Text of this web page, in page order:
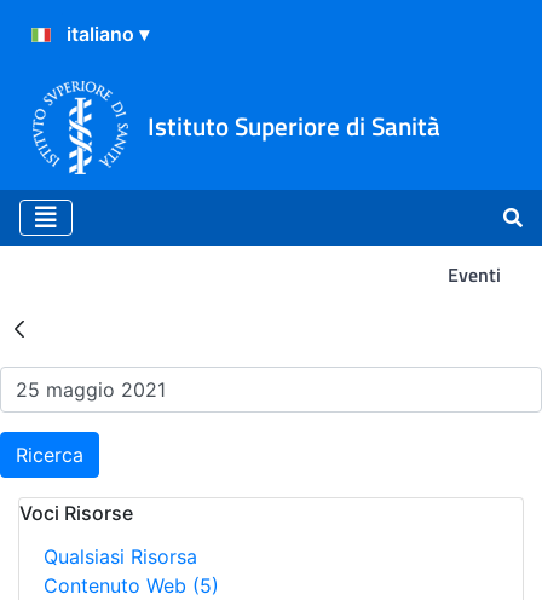
Istituto Superiore di Sanità
Eventi
Risultati della Ricerca -
Ricerca
Voci Risorse
Qualsiasi Risorsa
Contenuto Web (5)